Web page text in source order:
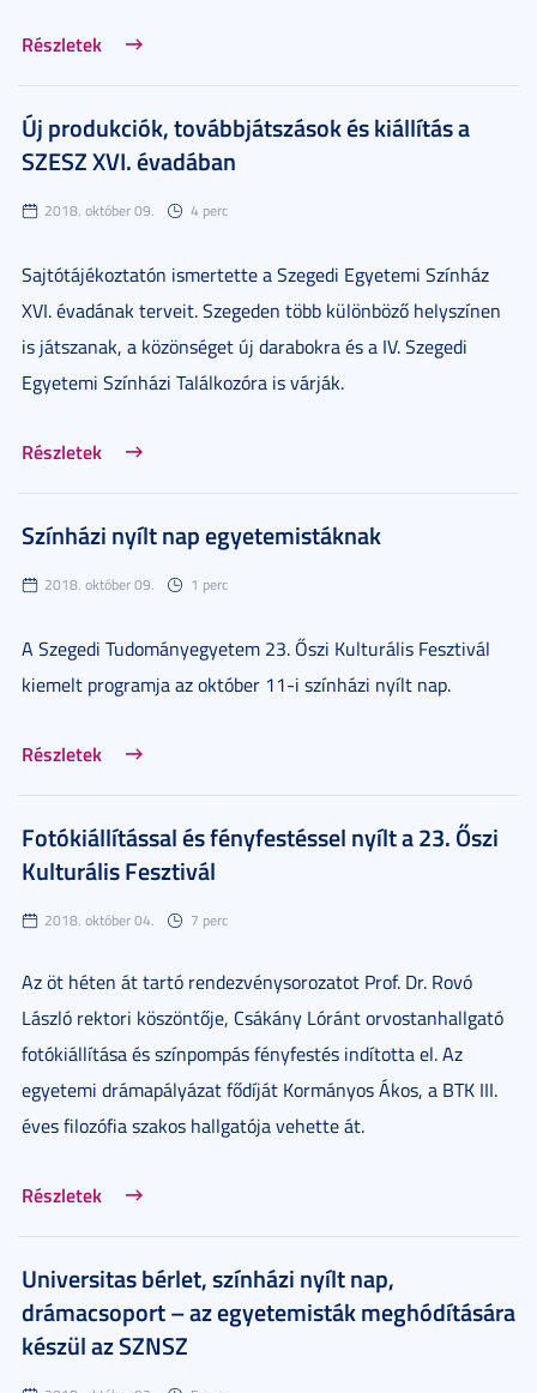
Részletek
Új produkciók, továbbjátszások és kiállítás a
SZESZ XVI. évadában
2018. október 09. 4 perc
Sajtótájékoztatón ismertette a Szegedi Egyetemi Színház
XVI. évadának terveit. Szegeden több különböző helyszínen
is játszanak, a közönséget új darabokra és a IV. Szegedi
Egyetemi Színházi Találkozóra is várják.
Részletek
Színházi nyílt nap egyetemistáknak
2018. október 09. 1 perc
A Szegedi Tudományegyetem 23. Őszi Kulturális Fesztivál
kiemelt programja az október 11-i színházi nyílt nap.
Részletek
Fotókiállítással és fényfestéssel nyílt a 23. Őszi
Kulturális Fesztivál
2018. október 04. 7 perc
Az öt héten át tartó rendezvénysorozatot Prof. Dr. Rovó
László rektori köszöntője, Csákány Lóránt orvostanhallgató
fotókiállítása és színpompás fényfestés indította el. Az
egyetemi drámapályázat fődíját Kormányos Ákos, a BTK III.
éves filozófia szakos hallgatója vehette át.
Részletek
Universitas bérlet, színházi nyílt nap,
drámacsoport – az egyetemisták meghódítására
készül az SZNSZ